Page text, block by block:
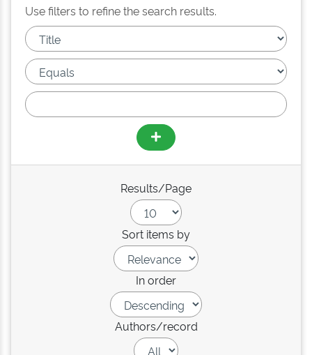
Use filters to refine the search results.
Results/Page
Sort items by
In order
Authors/record